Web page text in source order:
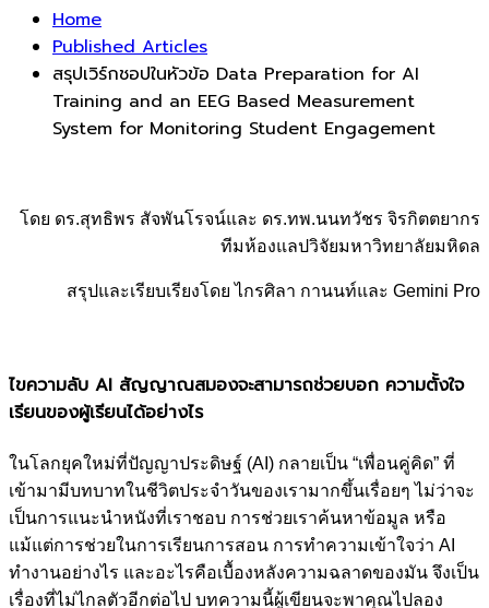
Home
Published Articles
สรุปเวิร์กชอปในหัวข้อ Data Preparation for AI
Training and an EEG Based Measurement
System for Monitoring Student Engagement
โดย ดร.สุทธิพร สัจพันโรจน์และ ดร.ทพ.นนทวัชร จิรกิตตยากร
ทีมห้องแลปวิจัยมหาวิทยาลัยมหิดล
สรุปและเรียบเรียงโดย ไกรศิลา กานนท์และ Gemini Pro
ไขความลับ AI สัญญาณสมองจะสามารถช่วยบอก ความตั้งใจ
เรียนของผู้เรียนได้อย่างไร
ในโลกยุคใหม่ที่ปัญญาประดิษฐ์ (AI) กลายเป็น “เพื่อนคู่คิด” ที่
เข้ามามีบทบาทในชีวิตประจำวันของเรามากขึ้นเรื่อยๆ ไม่ว่าจะ
เป็นการแนะนำหนังที่เราชอบ การช่วยเราค้นหาข้อมูล หรือ
แม้แต่การช่วยในการเรียนการสอน การทำความเข้าใจว่า AI
ทำงานอย่างไร และอะไรคือเบื้องหลังความฉลาดของมัน จึงเป็น
เรื่องที่ไม่ไกลตัวอีกต่อไป บทความนี้ผู้เขียนจะพาคุณไปลอง